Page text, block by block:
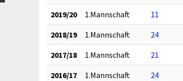
2019/20 1.Mannschaft 11
2018/19 1.Mannschaft 24
2017/18 1.Mannschaft 21
2016/17 1.Mannschaft 24